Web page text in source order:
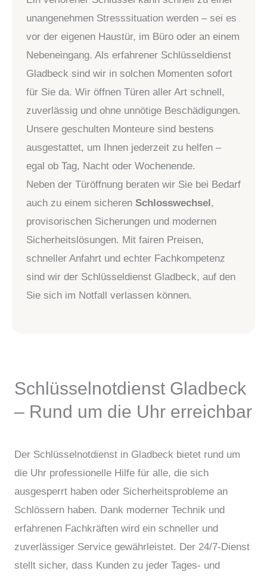
unangenehmen Stresssituation werden – sei es
vor der eigenen Haustür, im Büro oder an einem
Nebeneingang. Als erfahrener Schlüsseldienst
Gladbeck sind wir in solchen Momenten sofort
für Sie da. Wir öffnen Türen aller Art schnell,
zuverlässig und ohne unnötige Beschädigungen.
Unsere geschulten Monteure sind bestens
ausgestattet, um Ihnen jederzeit zu helfen –
egal ob Tag, Nacht oder Wochenende.
Neben der Türöffnung beraten wir Sie bei Bedarf
auch zu einem sicheren Schlosswechsel,
provisorischen Sicherungen und modernen
Sicherheitslösungen. Mit fairen Preisen,
schneller Anfahrt und echter Fachkompetenz
sind wir der Schlüsseldienst Gladbeck, auf den
Sie sich im Notfall verlassen können.
Schlüsselnotdienst Gladbeck
– Rund um die Uhr erreichbar
Der Schlüsselnotdienst in Gladbeck bietet rund um
die Uhr professionelle Hilfe für alle, die sich
ausgesperrt haben oder Sicherheitsprobleme an
Schlössern haben. Dank moderner Technik und
erfahrenen Fachkräften wird ein schneller und
zuverlässiger Service gewährleistet. Der 24/7-Dienst
stellt sicher, dass Kunden zu jeder Tages- und